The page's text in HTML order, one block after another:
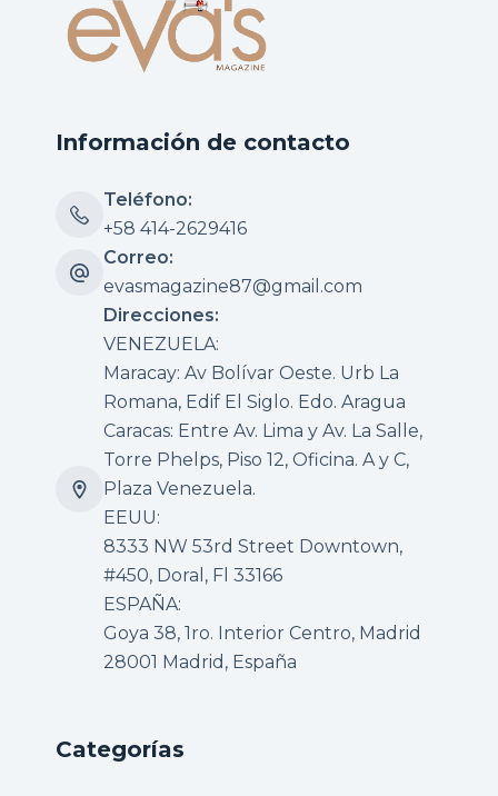
Información de contacto
Teléfono:
+58 414-2629416
Correo:
evasmagazine87@gmail.com
Direcciones:
VENEZUELA:
Maracay: Av Bolívar Oeste. Urb La
Romana, Edif El Siglo. Edo. Aragua
Caracas: Entre Av. Lima y Av. La Salle,
Torre Phelps, Piso 12, Oficina. A y C,
Plaza Venezuela.
EEUU:
8333 NW 53rd Street Downtown,
#450, Doral, Fl 33166
ESPAÑA:
Goya 38, 1ro. Interior Centro, Madrid
28001 Madrid, España
Categorías